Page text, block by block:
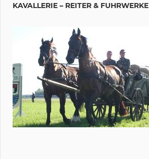
KAVALLERIE – REITER & FUHRWERKE